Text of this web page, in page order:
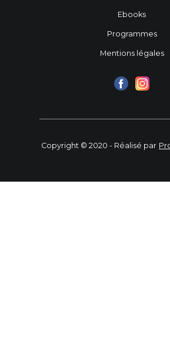
Ebooks
Programmes
Mentions légales
Copyright © 2020 - Réalisé par